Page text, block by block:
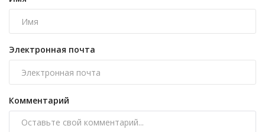
Электронная почта
Комментарий